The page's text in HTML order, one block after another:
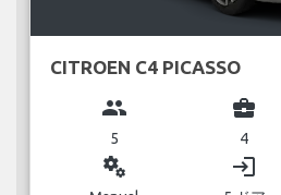
CITROEN C4 PICASSO
group
5
business_center
4
miscellaneous_services login